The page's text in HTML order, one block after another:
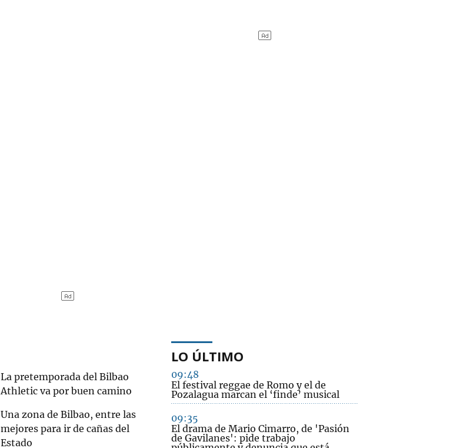
La pretemporada del Bilbao
Athletic va por buen camino
Una zona de Bilbao, entre las
mejores para ir de cañas del
Estado
LO ÚLTIMO
09:48
El festival reggae de Romo y el de
Pozalagua marcan el ‘finde’ musical
09:35
El drama de Mario Cimarro, de 'Pasión
de Gavilanes': pide trabajo